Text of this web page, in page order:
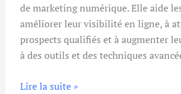
de marketing numérique. Elle aide
améliorer leur visibilité en ligne, à
prospects qualifiés et à augmenter
à des outils et des techniques
Lire la suite »